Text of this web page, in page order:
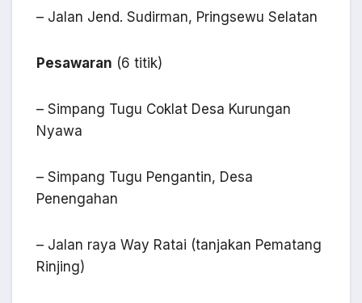
– Jalan Jend. Sudirman, Pringsewu Selatan
Pesawaran (6 titik)
– Simpang Tugu Coklat Desa Kurungan
Nyawa
– Simpang Tugu Pengantin, Desa
Penengahan
– Jalan raya Way Ratai (tanjakan Pematang
Rinjing)